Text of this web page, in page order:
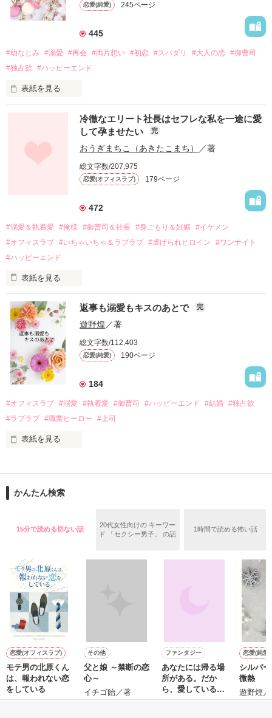
恋愛(純愛) 245ページ
445
#幼なじみ #溺愛 #再会 #両片想い #初恋 #スパダリ #大人の恋 #御曹司
#独占欲
#ハッピーエンド
表紙を見る
幼なじみの哲平に淡い恋心を抱いていた美桜。
しかし、ある出来事をきっかけに二人の関係は壊れてしまう。
関係修復もできないまま、美桜は両親の離婚によって
引っ越すことになり、哲平とも離れ離れになった。
それから約十二年後。
過去の傷から、二度と会いたくないと思っていた哲平に
運命のような再会を果たす。
酔った勢いで一夜を共にしてしまった。
さらに、美桜が初めてだと知った哲平は
『責任をとる、結婚しよう』と真っ直ぐに告げてきた。
戸惑う美桜とは裏腹に、好きという気持ちを隠すことなく
甘やかしてくる。
そんなある日、哲平は美桜がストーカー被害に
遭っていることを知る。
美桜を守るため、哲平は同居を提案してきて――。
夏木美桜(なつきみお)
鳴海哲平 (なるみてっぺい)
2026.6.5～2026.7.25
＊以前、公開していた話の改稿版です＊
冷徹なエリート社長はセフレな私を一途に愛
して孕ませたい
完
おうぎまちこ（あきたこまち） ／著
総文字数/207,975
恋愛(オフィスラブ) 179ページ
472
#溺愛＆執着愛 #俺様 #御曹司＆社長 #身ごもり＆妊娠 #イケメン
#オフィスラブ #いちゃいちゃ＆ラブラブ #虐げられヒロイン
#ワンナイト
#ハッピーエンド
表紙を見る
おかしな噂を流されて前の職場でうまくいかなかった梅田美
桜は、海外で傷心旅行をしていたところ、日本人美青年と出会
い、酒の勢いもあり一夜限りの関係となる。
帰国後、美桜は新しい職場でワンナイトした美青年と再会。
なんと彼の正体は、とある財閥御曹司にも関わらず、一族を離
れて起業した新進気鋭の実業家、社内でも冷徹だと評判な社長
――御影恭司その人だったのだ――！
なぜか恭司から飼い猫の世話係を命じられた美桜は、猫の世
の関係となってしまい――？
返事も溺愛もキスのあとで 完
遊野煌／著
総文字数/112,403
恋愛(純愛) 190ページ
184
#オフィスラブ #溺愛 #執着愛 #御曹司 #ハッピーエンド #結婚 #独占欲
#ラブラブ #職業ヒーロー #上司
表紙を見る
ションの企画戦略室で働いている。
めた、同期で恋人の石垣守（26）がいるのだが、後輩の姫原由
守と由羅から『便利屋雛子』と馬鹿にされ、一人こっそり泣い
た上、同居まで提案してきて──？
鷹哉『宜しくな、俺の雛子』🦅
雛子『俺の……ひぃ、雛子？！！！』🐥
シゴデキで冷徹な上司が見せる素顔は、なぜか想像以上に甘く
て……🐥💓🦅
※表紙も作中使用の画像も全てフリー素材です。
※執筆期間2026.6.3〜7.20完結です。
※他サイトさんにて恋愛トレンド1位でした〜良かったら読ん
かんたん検索
15分で読める切ない話
20代女性向けの キーワー
ド 「セクシー男子」 の話
1時間で読める怖い話
恋愛(オフィスラブ)
モテ男の北原くん
は、報われない恋
をしている
その他
父と娘 ～禁断の恋
心～
イチゴ飴／著
ファンタジー
あなたには帰る場
所がある。だか
ら、愛していると
は言えない。
恋愛(純愛)
シルバ
微熱
遊野煌